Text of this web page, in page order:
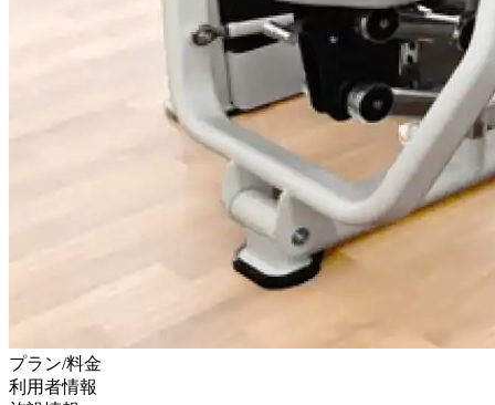
プラン/料金
利用者情報